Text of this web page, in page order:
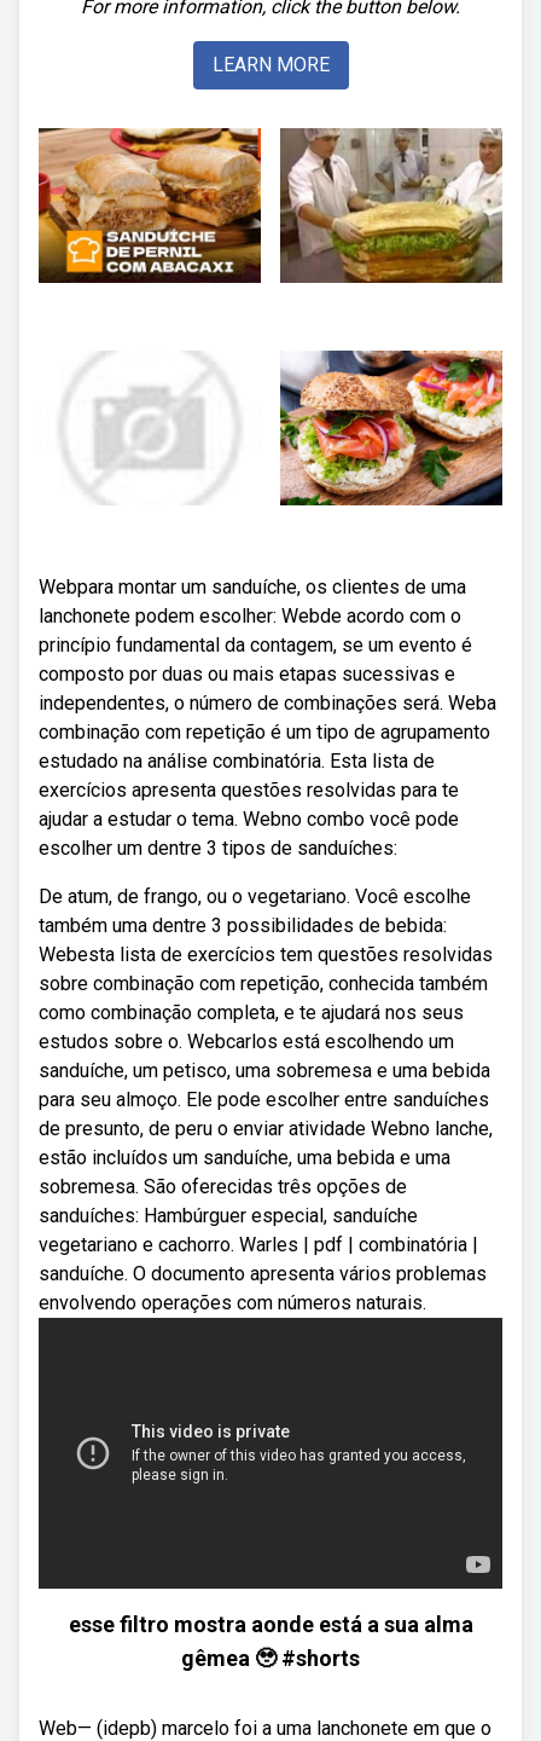
For more information, click the button below.
LEARN MORE
Webpara montar um sanduíche, os clientes de uma
lanchonete podem escolher: Webde acordo com o
princípio fundamental da contagem, se um evento é
composto por duas ou mais etapas sucessivas e
independentes, o número de combinações será. Weba
combinação com repetição é um tipo de agrupamento
estudado na análise combinatória. Esta lista de
exercícios apresenta questões resolvidas para te
ajudar a estudar o tema. Webno combo você pode
escolher um dentre 3 tipos de sanduíches:
De atum, de frango, ou o vegetariano. Você escolhe
também uma dentre 3 possibilidades de bebida:
Webesta lista de exercícios tem questões resolvidas
sobre combinação com repetição, conhecida também
como combinação completa, e te ajudará nos seus
estudos sobre o. Webcarlos está escolhendo um
sanduíche, um petisco, uma sobremesa e uma bebida
para seu almoço. Ele pode escolher entre sanduíches
de presunto, de peru o enviar atividade Webno lanche,
estão incluídos um sanduíche, uma bebida e uma
sobremesa. São oferecidas três opções de
sanduíches: Hambúrguer especial, sanduíche
vegetariano e cachorro. Warles | pdf | combinatória |
sanduíche. O documento apresenta vários problemas
envolvendo operações com números naturais.
esse filtro mostra aonde está a sua alma
gêmea 🥹 #shorts
Web— (idepb) marcelo foi a uma lanchonete em que o